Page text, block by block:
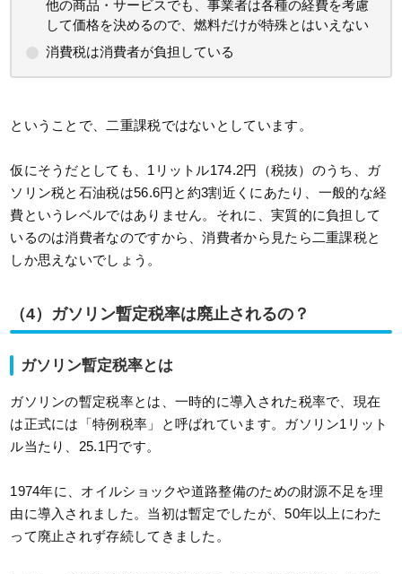
他の商品・サービスでも、事業者は各種の経費を考慮
して価格を決めるので、燃料だけが特殊とはいえない
消費税は消費者が負担している
ということで、二重課税ではないとしています。
仮にそうだとしても、1リットル174.2円（税抜）のうち、ガ
ソリン税と石油税は56.6円と約3割近くにあたり、一般的な経
費というレベルではありません。それに、実質的に負担して
いるのは消費者なのですから、消費者から見たら二重課税と
しか思えないでしょう。
（4）ガソリン暫定税率は廃止されるの？
ガソリン暫定税率とは
ガソリンの暫定税率とは、一時的に導入された税率で、現在
は正式には「特例税率」と呼ばれています。ガソリン1リット
ル当たり、25.1円です。
1974年に、オイルショックや道路整備のための財源不足を理
由に導入されました。当初は暫定でしたが、50年以上にわた
って廃止されず存続してきました。